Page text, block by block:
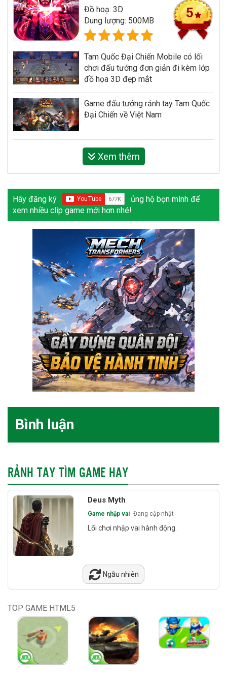
Đồ hoạ: 3D
Dung lượng: 500MB
5
Tam Quốc Đại Chiến Mobile có lối
chơi đấu tướng đơn giản đi kèm lớp
đồ họa 3D đẹp mắt
Game đấu tướng rảnh tay Tam Quốc
Đại Chiến về Việt Nam
Xem thêm
Hãy đăng ký
ủng hộ bọn mình để
xem nhiều clip game mới hơn nhé!
Bình luận
RẢNH TAY TÌM GAME HAY
Deus Myth
Game nhập vai Đang cập nhật
Lối chơi nhập vai hành động.
Ngẫu nhiên
TOP GAME HTML5